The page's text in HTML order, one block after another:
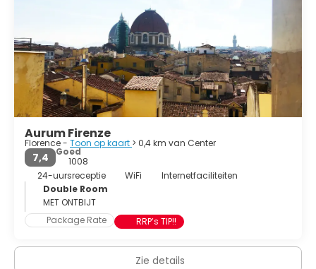
Aurum Firenze
Florence - Toon op kaart > 0,4 km van Center
7,4
Goed
1008
24-uursreceptie
WiFi
Internetfaciliteiten
Double Room
MET ONTBIJT
Package Rate
RRP’s TIP!!
Zie details